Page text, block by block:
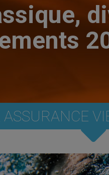
ASSURANCE